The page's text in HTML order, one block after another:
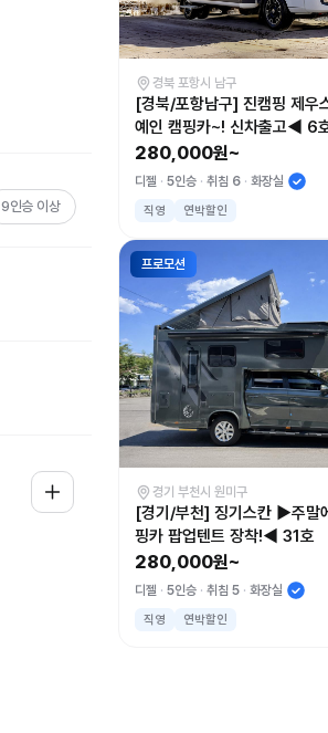
9인승 이상
경북 포항시 남구
[경북/포항남구] 진캠핑 제
예인 캠핑카~! 신차출고◀ 6
280,000원~
디젤 5인승 취침 6 화장실
직영 연박할인
프로모션
경기 부천시 원미구
[경기/부천] 징기스칸 ▶주말
핑카 팝업텐트 장착!◀ 31호
280,000원~
디젤 5인승 취침 5 화장실
직영 연박할인